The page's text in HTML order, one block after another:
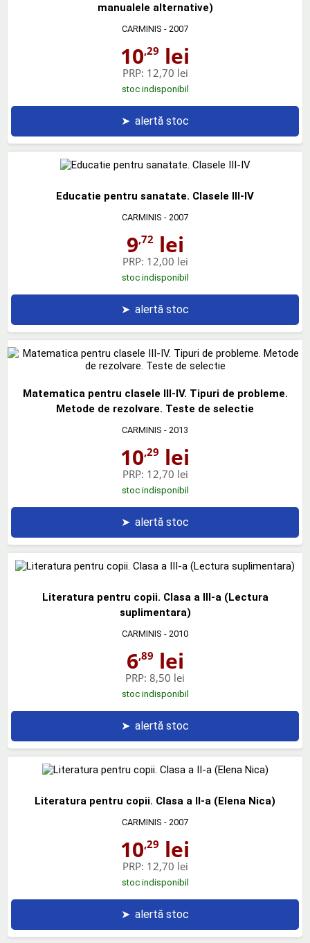
manualele alternative)
CARMINIS - 2007
10,29 lei
PRP: 12,70 lei
stoc indisponibil
➤ alertă stoc
Educatie pentru sanatate. Clasele III-IV
CARMINIS - 2007
9,72lei
PRP: 12,00 lei
stoc indisponibil
➤ alertă stoc
Matematica pentru clasele III-IV. Tipuri de probleme.
Metode de rezolvare. Teste de selectie
CARMINIS - 2013
10,29 lei
PRP: 12,70 lei
stoc indisponibil
➤ alertă stoc
Literatura pentru copii. Clasa a III-a (Lectura
suplimentara)
CARMINIS - 2010
6,89 lei
PRP: 8,50 lei
stoc indisponibil
➤ alertă stoc
Literatura pentru copii. Clasa a II-a (Elena Nica)
CARMINIS - 2007
10,29 lei
PRP: 12,70 lei
stoc indisponibil
➤ alertă stoc